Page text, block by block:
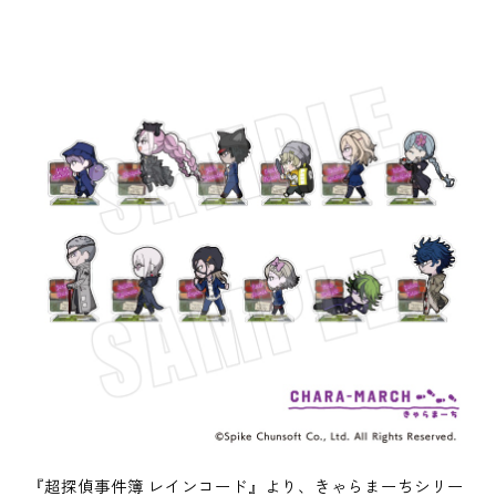
『超探偵事件簿 レインコード』より、きゃらまーちシリー